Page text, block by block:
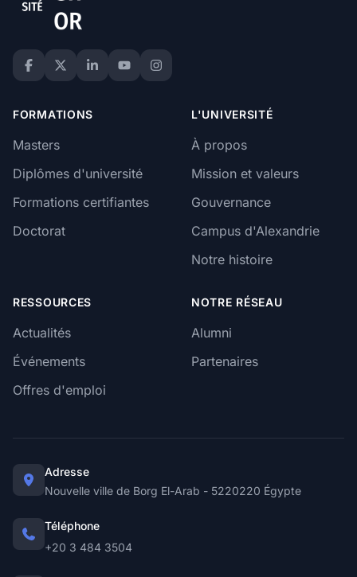
FORMATIONS
Masters
Diplômes d'université
Formations certifiantes
Doctorat
L'UNIVERSITÉ
À propos
Mission et valeurs
Gouvernance
Campus d'Alexandrie
Notre histoire
RESSOURCES
Actualités
Événements
Offres d'emploi
NOTRE RÉSEAU
Alumni
Partenaires
Adresse
Nouvelle ville de Borg El-Arab - 5220220 Égypte
Téléphone
+20 3 484 3504